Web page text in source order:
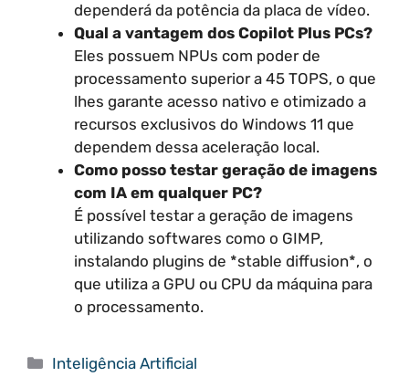
dependerá da potência da placa de vídeo.
Qual a vantagem dos Copilot Plus PCs?
Eles possuem NPUs com poder de
processamento superior a 45 TOPS, o que
lhes garante acesso nativo e otimizado a
recursos exclusivos do Windows 11 que
dependem dessa aceleração local.
Como posso testar geração de imagens
com IA em qualquer PC?
É possível testar a geração de imagens
utilizando softwares como o GIMP,
instalando plugins de *stable diffusion*, o
que utiliza a GPU ou CPU da máquina para
o processamento.
Categorias
Inteligência Artificial